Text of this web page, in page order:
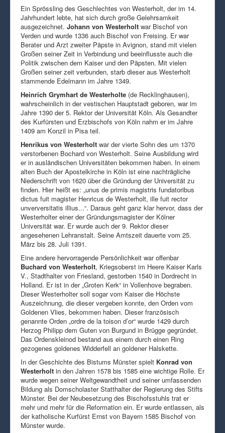
Ein Sprössling des Geschlechtes von Westerholt, der im 14.
Jahrhundert lebte, hat sich durch große Gelehrsamkeit
ausgezeichnet. Johann von Westerholt war Bischof von
Verden und wurde 1336 auch Bischof von Freising. Er war
Berater und Arzt zweiter Päpste in Avignon, stand mit vielen
Großen seiner Zeit in Verbindung und beeinflusste auch die
Politik zwischen dem Kaiser und den Päpsten. Mit vielen
Großen seiner zeit verbunden, starb dieser aus Westerholt
stammende Edelmann im Jahre 1349.
Heinrich Grymhart de Westerholte (de Recklinghausen),
wahrscheinlich in der vestischen Hauptstadt geboren, war im
Jahre 1390 der 5. Rektor der Universität Köln. Als Gesandter
des Kurfürsten und Erzbischofs von Köln nahm er im Jahre
1409 am Konzil in Pisa teil.
Henrikus von Westerholt war der vierte Sohn des um 1370
verstorbenen Bochard von Westerholt. Seine Ausbildung wird
er in ausländischen Universitäten bekommen haben. In einem
alten Buch der Apostelkirche in Köln ist eine nachträgliche
Niederschrift von 1620 über die Gründung der Universität zu
finden. Hier heißt es: „unus de primis magistris fundatoribus
dictus fuit magister Henricus de Westerholt, ille fuit rector
unverversitatis illius...“. Daraus geht ganz klar hervor, dass der
Westerholter einer der Gründungsmagister der Kölner
Universität war. Er wurde auch der 9. Rektor dieser
angesehenen Lehranstalt. Seine Amtszeit dauerte vom 25.
März bis 28. Juli 1391.
Eine andere hervorragende Persönlichkeit war offenbar
Buchard von Westerholt, Kriegsoberst im Heere Kaiser Karls
V., Stadthalter von Friesland, gestorben 1540 in Dordrecht in
Holland. Er ist in der „Groten Kerk“ in Vollenhove begraben.
Dieser Westerholter soll sogar vom Kaiser die Höchste
Auszeichnung, die dieser vergeben konnte, den Orden vom
Goldenen Vlies, bekommen haben. Dieser französisch
genannte Orden „ordre de la toison d’or“ wurde 1429 durch
Herzog Philipp dem Guten von Burgund in Brügge gegründet.
Das Ordenskleinod bestand aus einem durch einen Ring
gezogenes goldenes Widderfell an goldener Halskette.
In der Geschichte des Bistums Münster spielt Konrad von
Westerholt in den Jahren 1578 bis 1585 eine wichtige Rolle. Er
wurde wegen seiner Weltgewandtheit und seiner umfassenden
Bildung als Domscholaster Statthalter der Regierung des Stifts
Münster. Bei der Neubesetzung des Bischofsstuhls trat er
mehr und mehr für die Reformation ein. Er wurde entlassen, als
der katholische Kurfürst Ernst von Bayern 1585 Bischof von
Münster wurde.